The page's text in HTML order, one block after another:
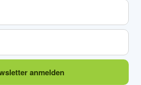
anmelden